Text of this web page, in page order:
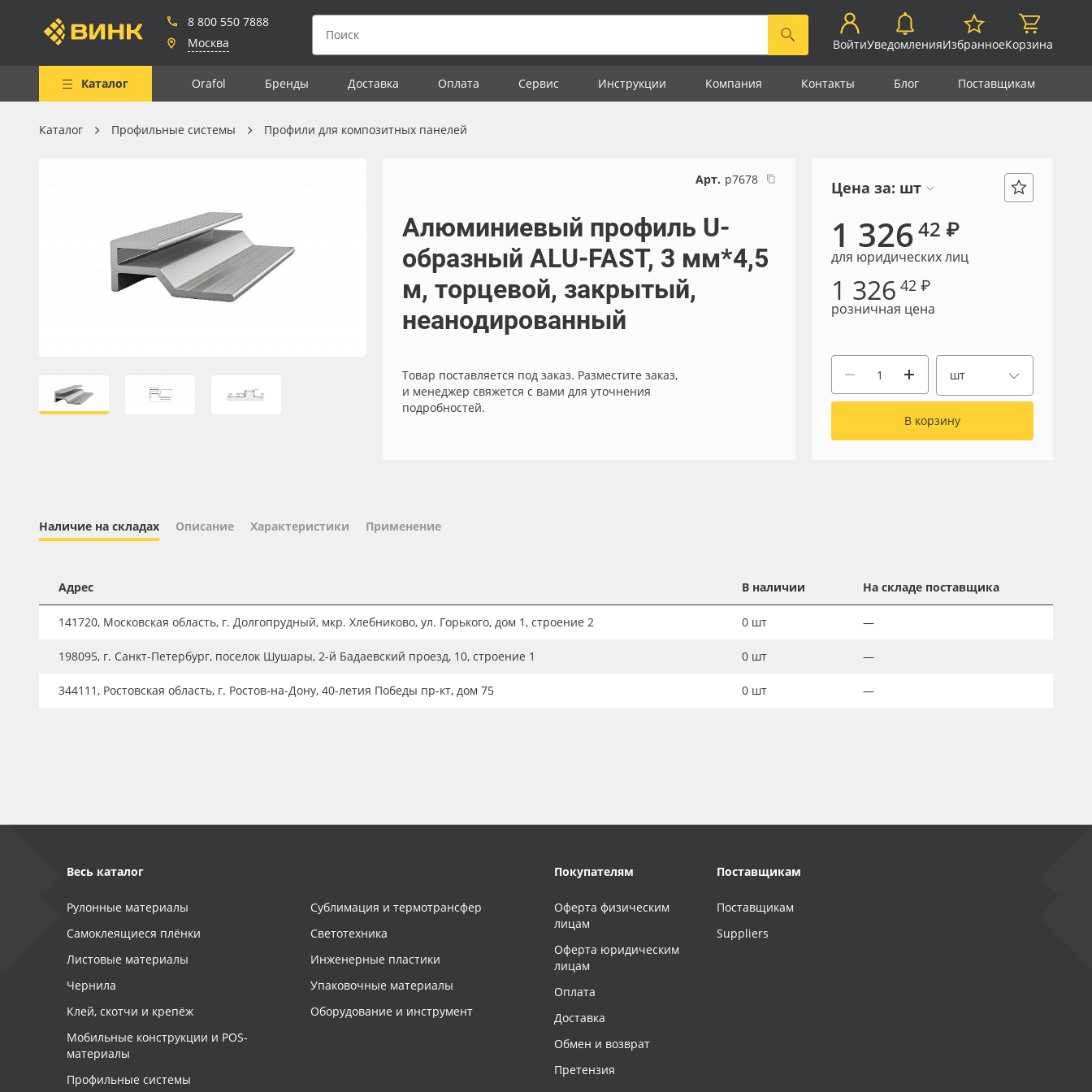
8 800 550 7888
Москва
ВойтиУведомленияИзбранноеКорзина
Каталог Orafol Бренды Доставка Оплата Сервис Инструкции Компания Контакты Блог Поставщикам
Весь каталог
Листовые материалы
Чернила
Клей, скотчи и крепёж
Сублимация и термотрансфер
Новинки ассортимента
Плёнка монтажная Oratape
ПЭТ листовой
ПЭТ бэклит
Каталог Профильные системы Профили для композитных панелей
Арт. р7678
Алюминиевый профиль U-
образный ALU-FAST, 3 мм*4,5
м, торцевой, закрытый,
неанодированный
Товар поставляется под заказ. Разместите заказ,
и менеджер свяжется с вами для уточнения
подробностей.
Цена за: шт
1 32642 ₽
для юридических лиц
1 326 42 ₽
розничная цена
шт
В корзину
Наличие на складах Описание Характеристики Применение
Адрес В наличии На складе поставщика
141720, Московская область, г. Долгопрудный, мкр. Хлебниково, ул. Горького, дом 1, строение 2 0 шт —
198095, г. Санкт-Петербург, поселок Шушары, 2-й Бадаевский проезд, 10, строение 1 0 шт —
344111, Ростовская область, г. Ростов-на-Дону, 40-летия Победы пр-кт, дом 75 0 шт —
Весь каталог
Рулонные материалы
Самоклеящиеся плёнки
Листовые материалы
Чернила
Клей, скотчи и крепёж
Мобильные конструкции и POS-
материалы
Профильные системы
Сублимация и термотрансфер
Светотехника
Инженерные пластики
Упаковочные материалы
Оборудование и инструмент
Покупателям
Оферта физическим
лицам
Оферта юридическим
лицам
Оплата
Доставка
Обмен и возврат
Претензия
Поставщикам
Поставщикам
Suppliers